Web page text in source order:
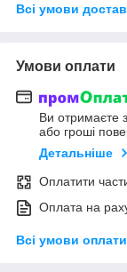
Всі умови
Умови оплати
Ви отримаєте
або гроші
Детальніше
Оплатити
Оплата на
Всі умови оплати